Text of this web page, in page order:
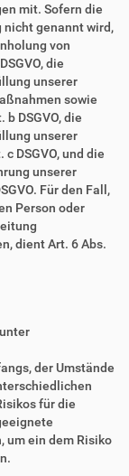
mit. Sofern die
nicht genannt wird,
von
die
unserer
sowie
DSGVO, die
unserer
DSGVO, und die
unserer
Für den Fall,
Person oder
dient Art. 6 Abs.
der Umstände
für die
um ein dem Risiko